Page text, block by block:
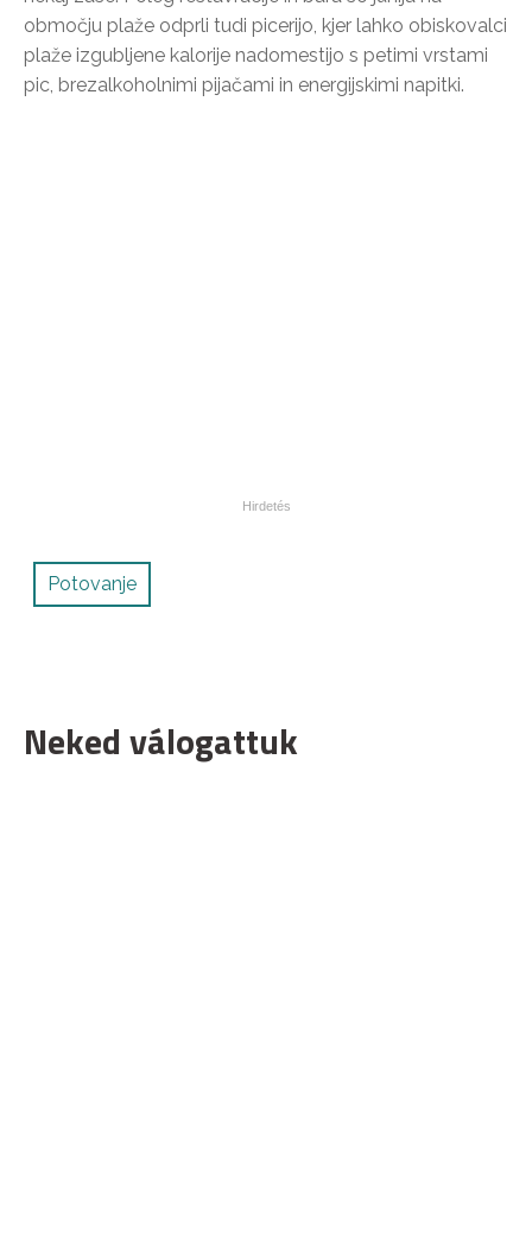
območju plaže odprli tudi picerijo, kjer lahko obiskovalci
plaže izgubljene kalorije nadomestijo s petimi vrstami
pic, brezalkoholnimi pijačami in energijskimi napitki.
Potovanje
Neked válogattuk